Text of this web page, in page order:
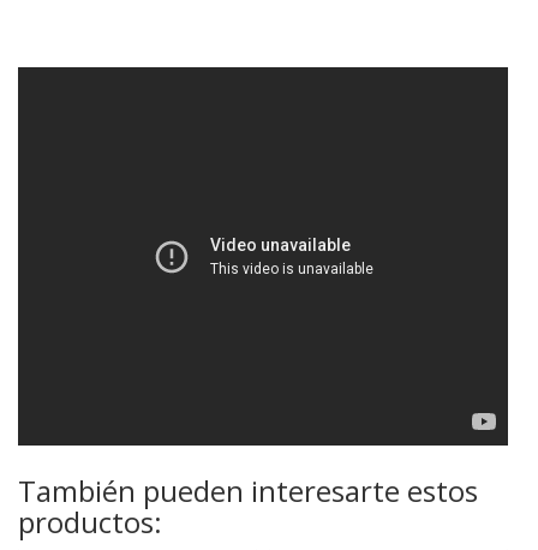
También pueden interesarte estos
productos: